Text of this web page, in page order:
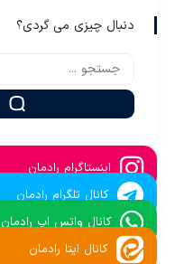
دنبال چیزی می گردی؟
اینستاگرام رادمان
کانال تلگرام رادمان
کانال واتس اپ رادمان
کانال ایتا رادمان